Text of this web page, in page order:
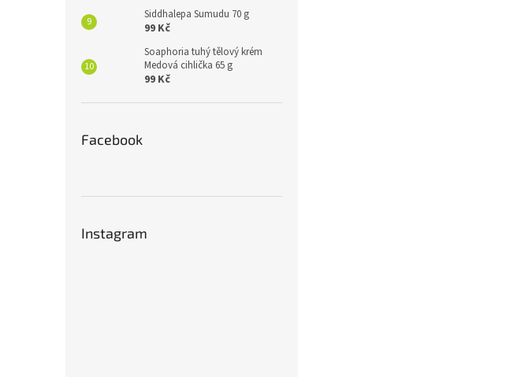
Siddhalepa Sumudu 70 g
99 Kč
Soaphoria tuhý tělový krém
Medová cihlička 65 g
99 Kč
Facebook
Instagram